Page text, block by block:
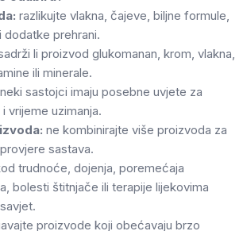
razlikujte vlakna, čajeve, biljne formule,
prehrani.
li proizvod glukomanan, krom, vlakna,
ili minerale.
neki sastojci imaju posebne uvjete za
vrijeme uzimanja.
ne kombinirajte više proizvoda za
sastava.
trudnoće, dojenja, poremećaja
bolesti štitnjače ili terapije lijekovima
proizvode koji obećavaju brzo